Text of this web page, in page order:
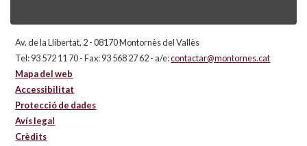
Av. de la Llibertat, 2 - 08170 Montornès del Vallès
Tel: 93 572 11 70 - Fax: 93 568 27 62 - a/e:contactar@montornes.cat
Mapa del web
Accessibilitat
Protecció de dades
Avís legal
Crèdits